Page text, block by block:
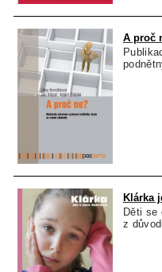
A proč
Klárka
Děti se
z